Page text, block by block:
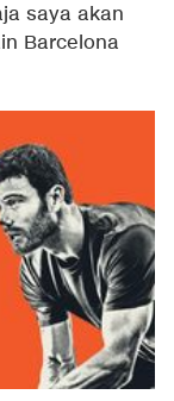
saya akan
Barcelona